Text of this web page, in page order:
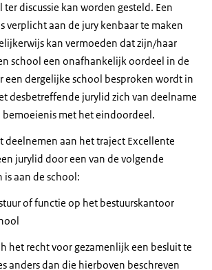
discussie kan worden gesteld. Een
verplicht aan de jury kenbaar te maken
kan vermoeden dat zijn/haar
school een onafhankelijk oordeel in de
een dergelijke school besproken wordt in
desbetreffende jurylid zich van deelname
bemoeienis met het eindoordeel.
deelnemen aan het traject Excellente
jurylid door een van de volgende
aan de school:
of functie op het bestuurskantoor
het recht voor gezamenlijk een besluit te
anders dan die hierboven beschreven